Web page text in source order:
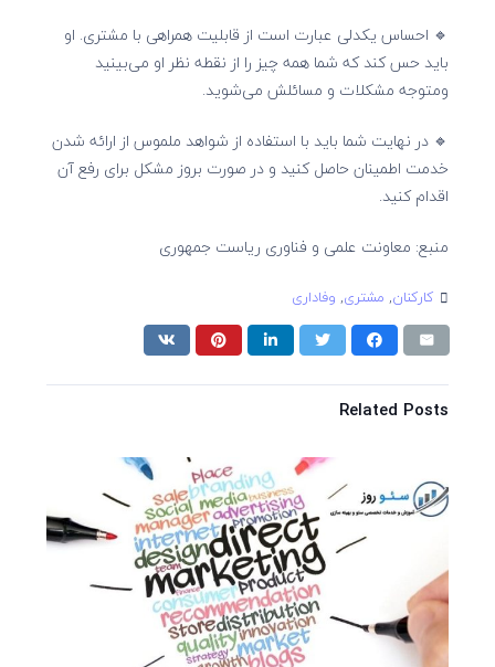
🔹 احساس یکدلی عبارت است از قابلیت همراهی با مشتری. او
باید حس کند که شما همه چیز را از نقطه نظر او می‌بینید
ومتوجه مشکلات و مسائلش می‌شوید.
🔹 در نهایت شما باید با استفاده از شواهد ملموس از ارائه شدن
خدمت اطمینان حاصل کنید و در صورت بروز مشکل برای رفع آن
اقدام کنید.
منبع: معاونت علمی و فناوری ریاست جمهوری
کارکنان, مشتری, وفاداری
Related Posts